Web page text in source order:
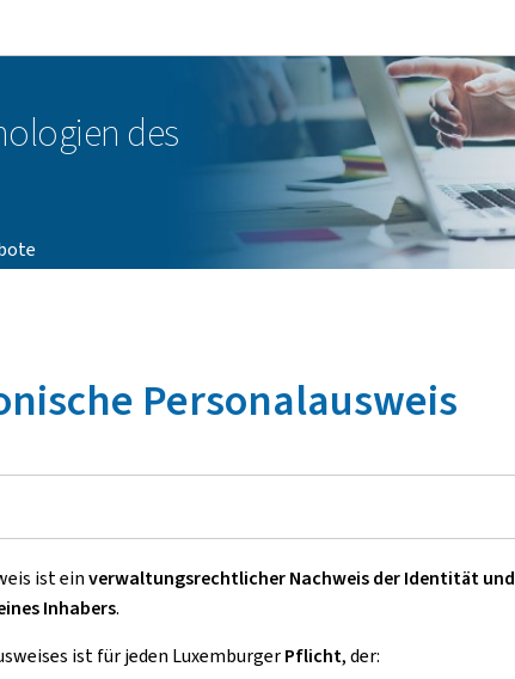
des
Personalausweis
ist einverwaltungsrechtlicher Nachweis der Identität und
Inhabers.
ist für jeden LuxemburgerPflicht, der: